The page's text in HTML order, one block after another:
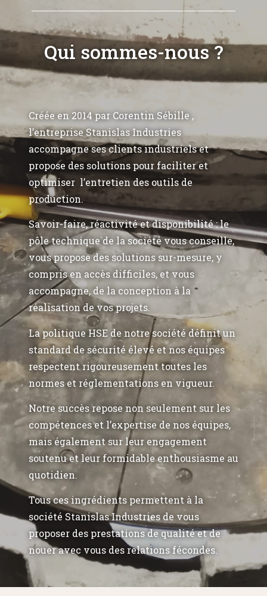
Qui sommes-nous ?
Créée en 2014 par Corentin Sébille ,
l’entreprise Stanislas Industries
accompagne ses clients industriels et
propose des solutions pour faciliter et
optimiser l’entretien des outils de
production.
Savoir-faire, réactivité et disponibilité : le
pôle technique de la société vous conseille,
vous propose des solutions sur-mesure, y
compris en accès difficiles, et vous
accompagne, de la conception à la
réalisation de vos projets.
La politique HSE de notre société définit un
standard de sécurité élevé et nos équipes
respectent rigoureusement toutes les
normes et réglementations en vigueur.
Notre succès repose non seulement sur les
compétences et l’expertise de nos équipes,
mais également sur leur engagement
soutenu et leur formidable enthousiasme au
quotidien.
Tous ces ingrédients permettent à la
société Stanislas Industries de vous
proposer des prestations de qualité et de
nouer avec vous des relations fécondes.